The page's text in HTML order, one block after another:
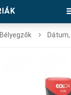
Bélyegzők